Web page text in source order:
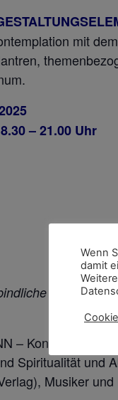
mit
– 21.00 Uhr
–
Spiritualität und
Musiker
Wenn
damit